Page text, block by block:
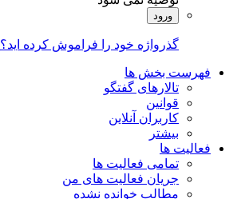
ورود
گذرواژه خود را فراموش کرده اید؟
فهرست بخش ها
تالارهای گفتگو
قوانین
کاربران آنلاین
بیشتر
فعالیت ها
تمامی فعالیت ها
جریان فعالیت های من
مطالب خوانده نشده